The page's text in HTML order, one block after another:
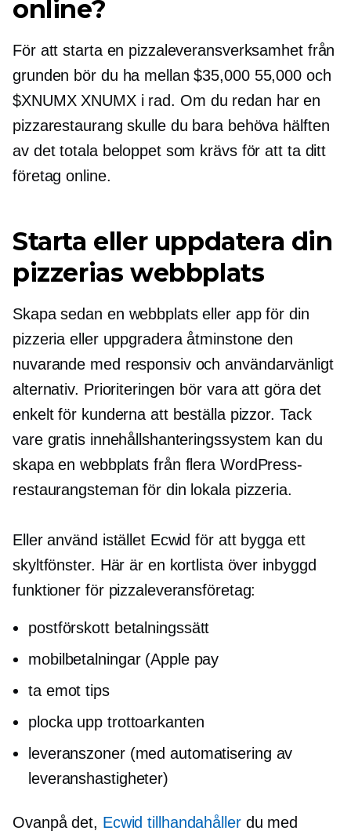
online?
För att starta en pizzaleveransverksamhet från
grunden bör du ha mellan $35,000 55,000 och
$XNUMX XNUMX i rad. Om du redan har en
pizzarestaurang skulle du bara behöva hälften
av det totala beloppet som krävs för att ta ditt
företag online.
Starta eller uppdatera din
pizzerias webbplats
Skapa sedan en webbplats eller app för din
pizzeria eller uppgradera åtminstone den
nuvarande med responsiv ochanvändarvänligt
alternativ. Prioriteringen bör vara att göra det
enkelt för kunderna att beställa pizzor. Tack
vare gratis innehållshanteringssystem kan du
skapa en webbplats från flera WordPress-
restaurangsteman för din lokala pizzeria.
Eller använd istället Ecwid för att bygga ett
skyltfönster. Här är en kortlista över inbyggd
funktioner för pizzaleveransföretag:
postförskottbetalningssätt
mobilbetalningar (Apple pay
ta emot tips
plocka upp trottoarkanten
leveranszoner (med automatisering av
leveranshastigheter)
Ovanpå det, Ecwid tillhandahållerdu med